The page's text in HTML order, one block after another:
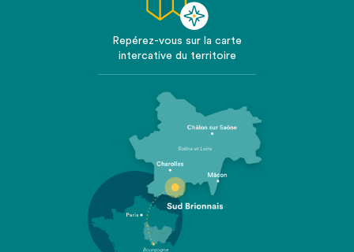
Repérez-vous sur la carte
intercative du territoire